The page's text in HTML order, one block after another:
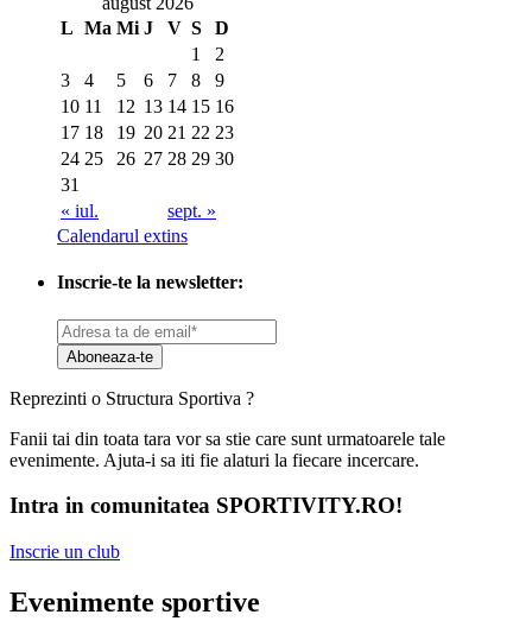
L Ma Mi J V S
D
1
2
3
4 5 6 7 8
9
10 11 12 13 14 15 16
17 18 19 20 21 22 23
24 25 26 27 28 29 30
31
« iul.
sept. »
Calendarul extins
Inscrie-te la newsletter:
Aboneaza-te
Reprezinti o Structura Sportiva ?
Fanii tai din toata tara vor sa stie care sunt urmatoarele tale
evenimente. Ajuta-i sa iti fie alaturi la fiecare incercare.
Intra in comunitatea SPORTIVITY.RO!
Inscrie un club
Evenimente sportive